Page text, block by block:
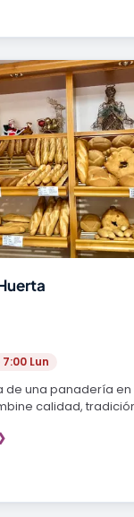
Lun
de una panadería en
calidad,